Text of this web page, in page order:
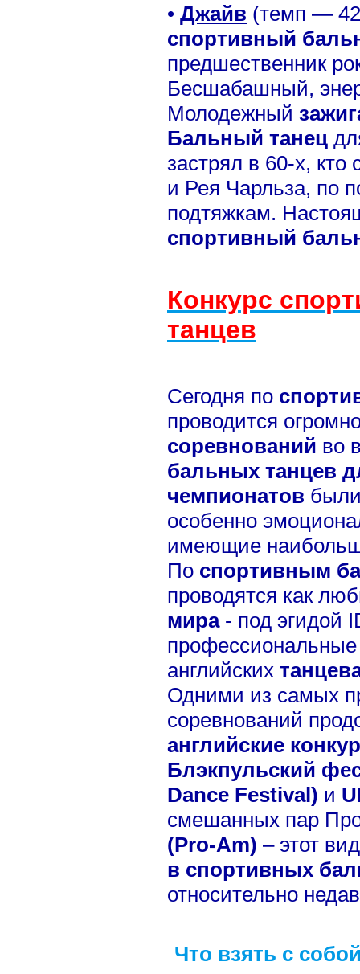
• Джайв (темп —
спортивный
предшественник
Бесшабашный,
Молодежный
Бальный танец
застрял в 60-х, кто
и Рея Чарльза, по
подтяжкам.
спортивный
Конкурс
танцев
Сегодня по
проводится
соревнований во
бальных танцев
чемпионатов
особенно
имеющие
По спортивным
проводятся как
мира - под эгидой
профессиональные
английских
Одними из самых
соревнований
английские
Блэкпульский
Dance Festival) и
смешанных пар
(Pro-Am) – этот
в спортивных
относительно
Что взять с